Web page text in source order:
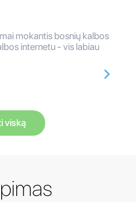
mokantis bosnių kalbos
internetu - vis labiau
viską